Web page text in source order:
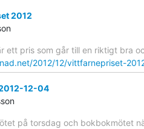
2012
ett pris som går till en riktigt bra
2012/12/vittfarnepriset-
12-04
på torsdag och bokbokmötet